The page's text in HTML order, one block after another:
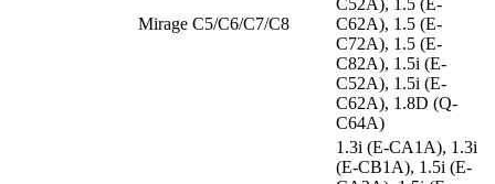
Mirage C5/C6/C7/C8
C62A), 1.5 (E-
C72A), 1.5 (E-
C82A), 1.5i (E-
C52A), 1.5i (E-
C62A), 1.8D (Q-
C64A)
1.3i (E-CA1A), 1.3i
(E-CB1A), 1.5i (E-